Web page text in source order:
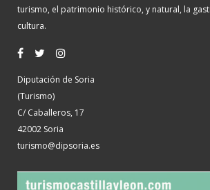
turismo, el patrimonio histórico, y natural, la
cultura.
Diputación de Soria
(Turismo)
C/ Caballeros, 17
42002 Soria
turismo@dipsoria.es